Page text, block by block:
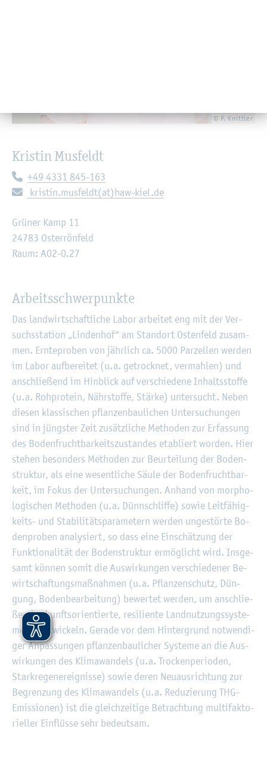
© P. Knitt­ler
Kris­tin Mus­feldt
Te­le­fon:
+49 4331 845-163
E-Mail:
kris­tin.mus­feldt(at)haw-kiel.de
Grü­ner Kamp 11
24783 Os­ter­rön­feld
Raum: A02-0.27
Ar­beits­schwer­punk­te
Das land­wirt­schaft­li­che Labor ar­bei­tet eng mit der Ver­
suchs­sta­ti­on „Lin­den­hof“ am Stand­ort Os­ten­feld zu­sam­
men. Ern­te­pro­ben von jähr­lich ca. 5000 Par­zel­len wer­den
im Labor auf­be­rei­tet (u.a. ge­trock­net, ver­mah­len) und
an­schlie­ßend im Hin­blick auf ver­schie­de­ne In­halts­stof­fe
(u.a. Roh­pro­te­in, Nähr­stof­fe, Stär­ke) un­ter­sucht. Neben
die­sen klas­si­schen pflan­zen­bau­li­chen Un­ter­su­chun­gen
sind in jüngs­ter Zeit zu­sätz­li­che Me­tho­den zur Er­fas­sung
des Bo­den­frucht­bar­keits­zu­stan­des eta­bliert wor­den. Hier
ste­hen be­son­ders Me­tho­den zur Be­ur­tei­lung der Bo­den­
struk­tur, als eine we­sent­li­che Säule der Bo­den­frucht­bar­
keit, im Fokus der Un­ter­su­chun­gen. An­hand von mor­pho­
lo­gi­schen Me­tho­den (u.a. Dünn­schlif­fe) sowie Leit­fä­hig­
keits- und Sta­bi­li­täts­pa­ra­me­tern wer­den un­ge­stör­te Bo­
den­pro­ben ana­ly­siert, so dass eine Ein­schät­zung der
Funk­tio­na­li­tät der Bo­den­struk­tur er­mög­licht wird. Ins­ge­
samt kön­nen somit die Aus­wir­kun­gen ver­schie­de­ner Be­
wirt­schaf­tungs­maß­nah­men (u.a. Pflan­zen­schutz, Dün­
gung, Bo­den­be­ar­bei­tung) be­wer­tet wer­den, um an­schlie­
ßend zu­kunfts­ori­en­tier­te, re­si­li­en­te Land­nut­zungs­sys­te­
me zu ent­wi­ckeln. Ge­ra­de vor dem Hin­ter­grund not­wen­di­
ger An­pas­sun­gen pflan­zen­bau­li­cher Sys­te­me an die Aus­
wir­kun­gen des Kli­ma­wan­dels (u.a. Tro­cken­pe­ri­oden,
Stark­re­ge­n­er­eig­nis­se) sowie deren Neu­aus­rich­tung zur
Be­gren­zung des Kli­ma­wan­dels (u.a. Re­du­zie­rung THG-
Emis­sio­nen) ist die gleich­zei­ti­ge Be­trach­tung mul­ti­fak­to­
ri­el­ler Ein­flüs­se sehr be­deut­sam.